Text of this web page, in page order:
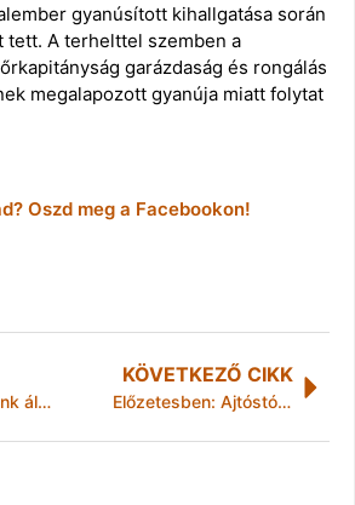
gyanúsított kihallgatása során
tett. A terhelttel szemben a
garázdaság és rongálás
megalapozott gyanúja miatt folytat
Oszd meg a Facebookon!
Hogyan ne váljunk áldozattá?
KÖVETKEZŐ CIKK
Előzetesben: Ajtóstól rontott a házba